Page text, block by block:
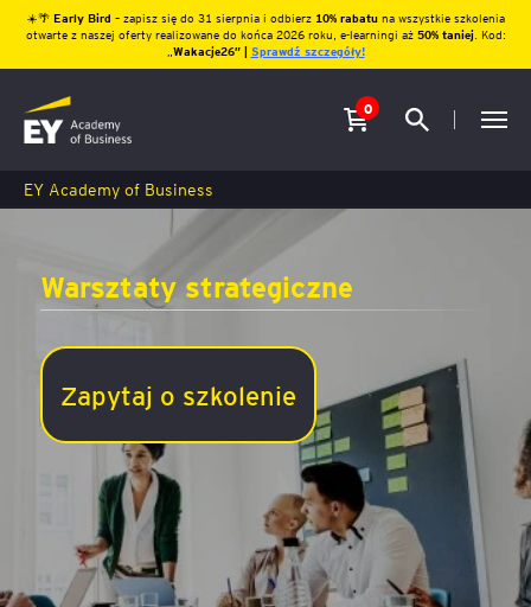
☀️🌴 Early Bird – zapisz się do 31 sierpnia i odbierz10% rabatu na wszystkie szkolenia
otwarte z naszej oferty realizowane do końca 2026 roku, e-learningi aż 50% taniej. Kod:
Wakacje26″ | Sprawdź szczegóły!
0
EY Academy of Business
Warsztaty strategiczne
Zapytaj o szkolenie